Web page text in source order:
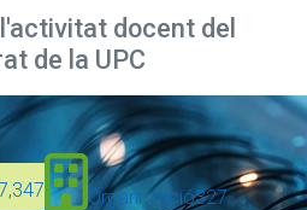
docent del
de la UPC
Organització327